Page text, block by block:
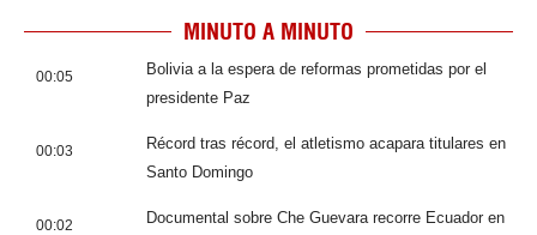
MINUTO A MINUTO
00:05
Bolivia a la espera de reformas prometidas por el
presidente Paz
00:03
Récord tras récord, el atletismo acapara titulares en
Santo Domingo
00:02
Documental sobre Che Guevara recorre Ecuador en